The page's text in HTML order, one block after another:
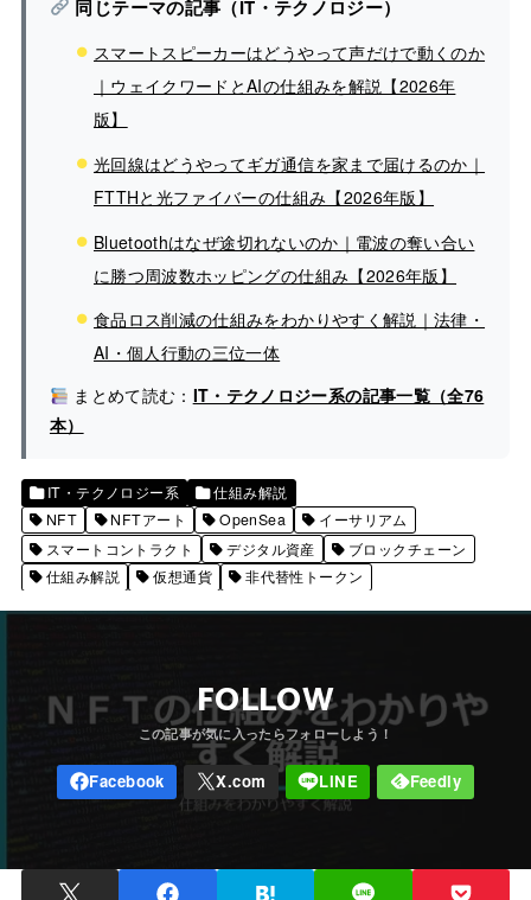
同じテーマの記事（IT・テクノロジー）
スマートスピーカーはどうやって声だけで動くのか
｜ウェイクワードとAIの仕組みを解説【2026年
版】
光回線はどうやってギガ通信を家まで届けるのか｜
FTTHと光ファイバーの仕組み【2026年版】
Bluetoothはなぜ途切れないのか｜電波の奪い合い
に勝つ周波数ホッピングの仕組み【2026年版】
食品ロス削減の仕組みをわかりやすく解説｜法律・
AI・個人行動の三位一体
まとめて読む： IT・テクノロジー系の記事一覧（全76
本）
IT・テクノロジー系
仕組み解説
NFT
NFTアート OpenSea
イーサリアム
スマートコントラクト
デジタル資産
ブロックチェーン
仕組み解説
仮想通貨 非代替性トークン
FOLLOW